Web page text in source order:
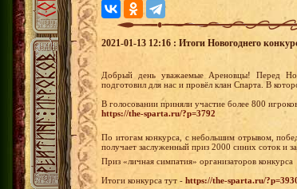
2021-01-13 12:16 : Итоги Новогоднего
Добрый день уважаемые Ареновцы! Перед
подготовил для нас и провёл клан Спарта. В
В голосовании приняли участие более 800
https://the-sparta.ru/?p=3792
По итогам конкурса, с небольшим отрывом,
получает заслуженный приз 2000 синих соток и
Приз «личная симпатия» организаторов
Итоги конкурса тут - https://the-sparta.ru/